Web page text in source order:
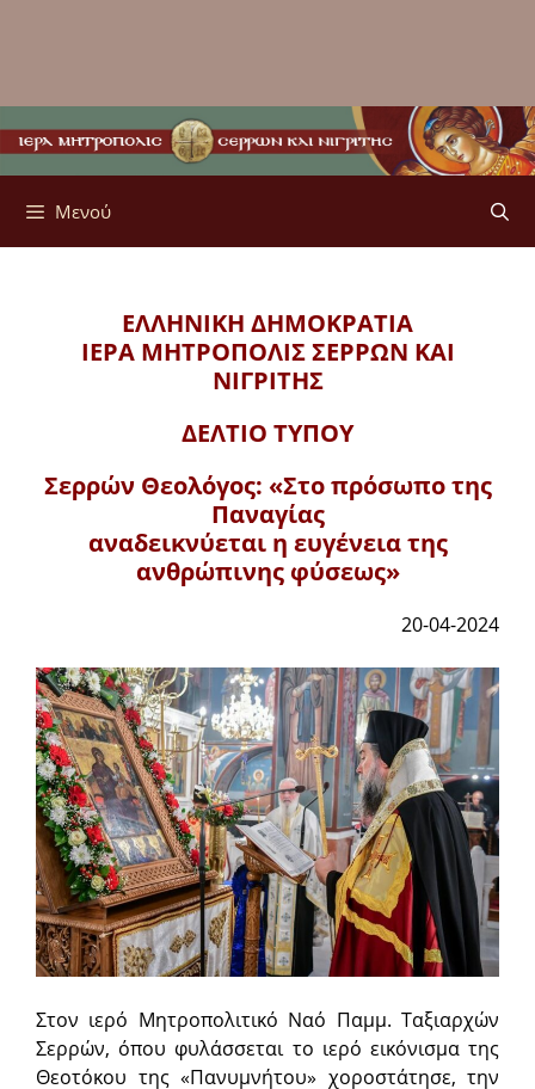
Μενού
ΕΛΛΗΝΙΚΗ ΔΗΜΟΚΡΑΤΙΑ
ΙΕΡΑ ΜΗΤΡΟΠΟΛΙΣΣΕΡΡΩΝ ΚΑΙ
ΝΙΓΡΙΤΗΣ
ΔΕΛΤΙΟ ΤΥΠΟΥ
Σερρών Θεολόγος: «Στο πρόσωπο της
Παναγίας
αναδεικνύεται η ευγένεια της
ανθρώπινης φύσεως»
20-04-2024
Στον ιερό Μητροπολιτικό Ναό Παμμ. Ταξιαρχών
Σερρών, όπου φυλάσσεται το ιερό εικόνισμα της
Θεοτόκου της «Πανυμνήτου» χοροστάτησε, την